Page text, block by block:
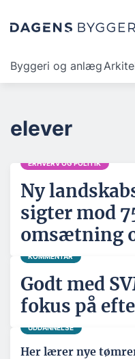
Byggeri og anlæg
elever
ERHVERV OG POLITIK
Ny
sigter mod
omsætning
KOMMENTAR
Godt med
fokus på
UDDANNELSE
Her lærer nye